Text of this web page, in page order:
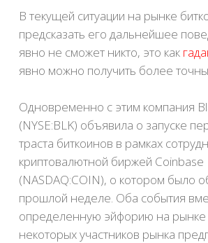
В текущей ситуации на рынке
предсказать его дальнейшее
явно не сможет никто, это как
явно можно получить более
Одновременно с этим компания
(NYSE:BLK) объявила о запуске
траста биткоинов в рамках
криптовалютной биржей Coinbase
(NASDAQ:COIN), о котором было
прошлой неделе. Оба события
определенную эйфорию на рынке
некоторых участников рынка